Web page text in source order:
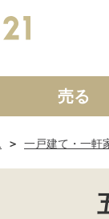
中古一戸
売る
一戸建て・一軒